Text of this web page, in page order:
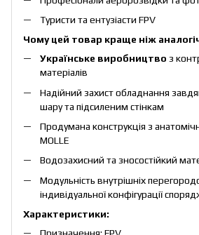
Туристи та ентузіасти FPV
Чому цей товар краще ніж
Українське виробництво з
матеріалів
Надійний захист обладнання
шару та підсиленим стінкам
Продумана конструкція з
MOLLE
Водозахисний та зносостійкий
Модульність внутрішніх
індивідуальної конфігурації
Характеристики: